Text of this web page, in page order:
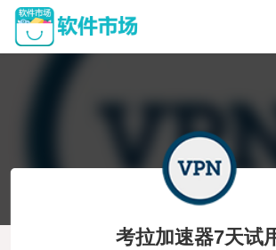
考拉加速器7天试